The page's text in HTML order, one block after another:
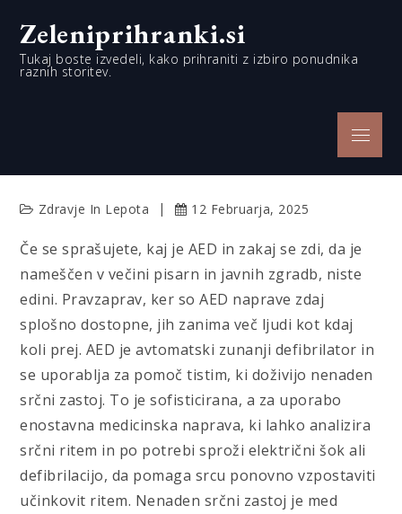
content
Zeleniprihranki.si
Tukaj boste izvedeli, kako prihraniti z izbiro ponudnika
raznih storitev.
Menu
Zdravje In Lepota 12 Februarja, 2025
Če se sprašujete, kaj je AED in zakaj se zdi, da je
nameščen v večini pisarn in javnih zgradb, niste
edini. Pravzaprav, ker so AED naprave zdaj
splošno dostopne, jih zanima več ljudi kot kdaj
koli prej. AED je avtomatski zunanji defibrilator in
se uporablja za pomoč tistim, ki doživijo nenaden
srčni zastoj. To je sofisticirana, a za uporabo
enostavna medicinska naprava, ki lahko analizira
srčni ritem in po potrebi sproži električni šok ali
defibrilacijo, da pomaga srcu ponovno vzpostaviti
učinkovit ritem. Nenaden srčni zastoj je med